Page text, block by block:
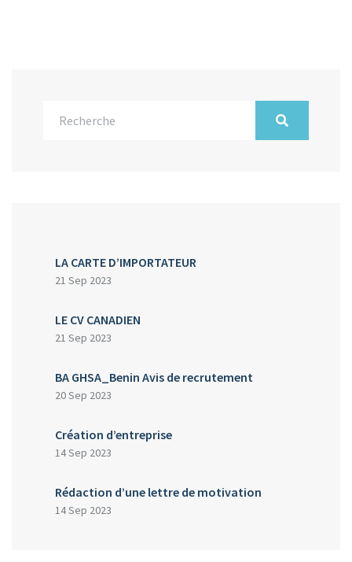
LA CARTE D’IMPORTATEUR
21 Sep 2023
LE CV CANADIEN
21 Sep 2023
BA GHSA_Benin Avis de recrutement
20 Sep 2023
Création d’entreprise
14 Sep 2023
Rédaction d’une lettre de motivation
14 Sep 2023